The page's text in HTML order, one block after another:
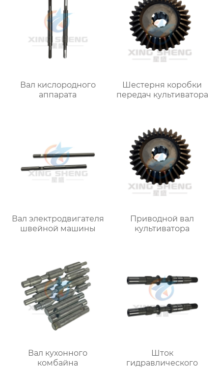
Вал кислородного
аппарата
Шестерня коробки
передач культиватора
Вал электродвигателя
швейной машины
Приводной вал
культиватора
Вал кухонного
комбайна
Шток
гидравлического